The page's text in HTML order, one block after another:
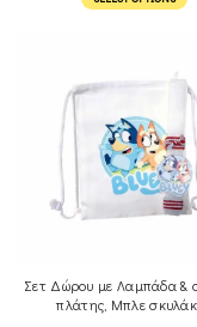
Σετ Δώρου με Λαμπάδα &
πλάτης, Μπλε